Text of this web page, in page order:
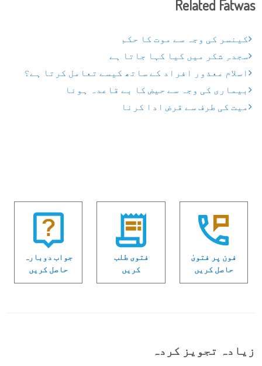
Related Fatwas
کینسر کی وجہ سے موت کا حکم
سجدہِ شکر میں کیا کہا جاتا ہے
اسلام معذور افراد کے ساتھ کیسے تعامل کرتا ہے؟
بیماری کی وجہ سے حیض کا بے قاعدہ ہونا
میت کی طرف سے قرض ادا کرنا
فون پر فتویٰ
حاصل کریں
فتوی طلب
کریں
جواب دوبارہ
حاصل کریں
زیادہ تجویز کردہ